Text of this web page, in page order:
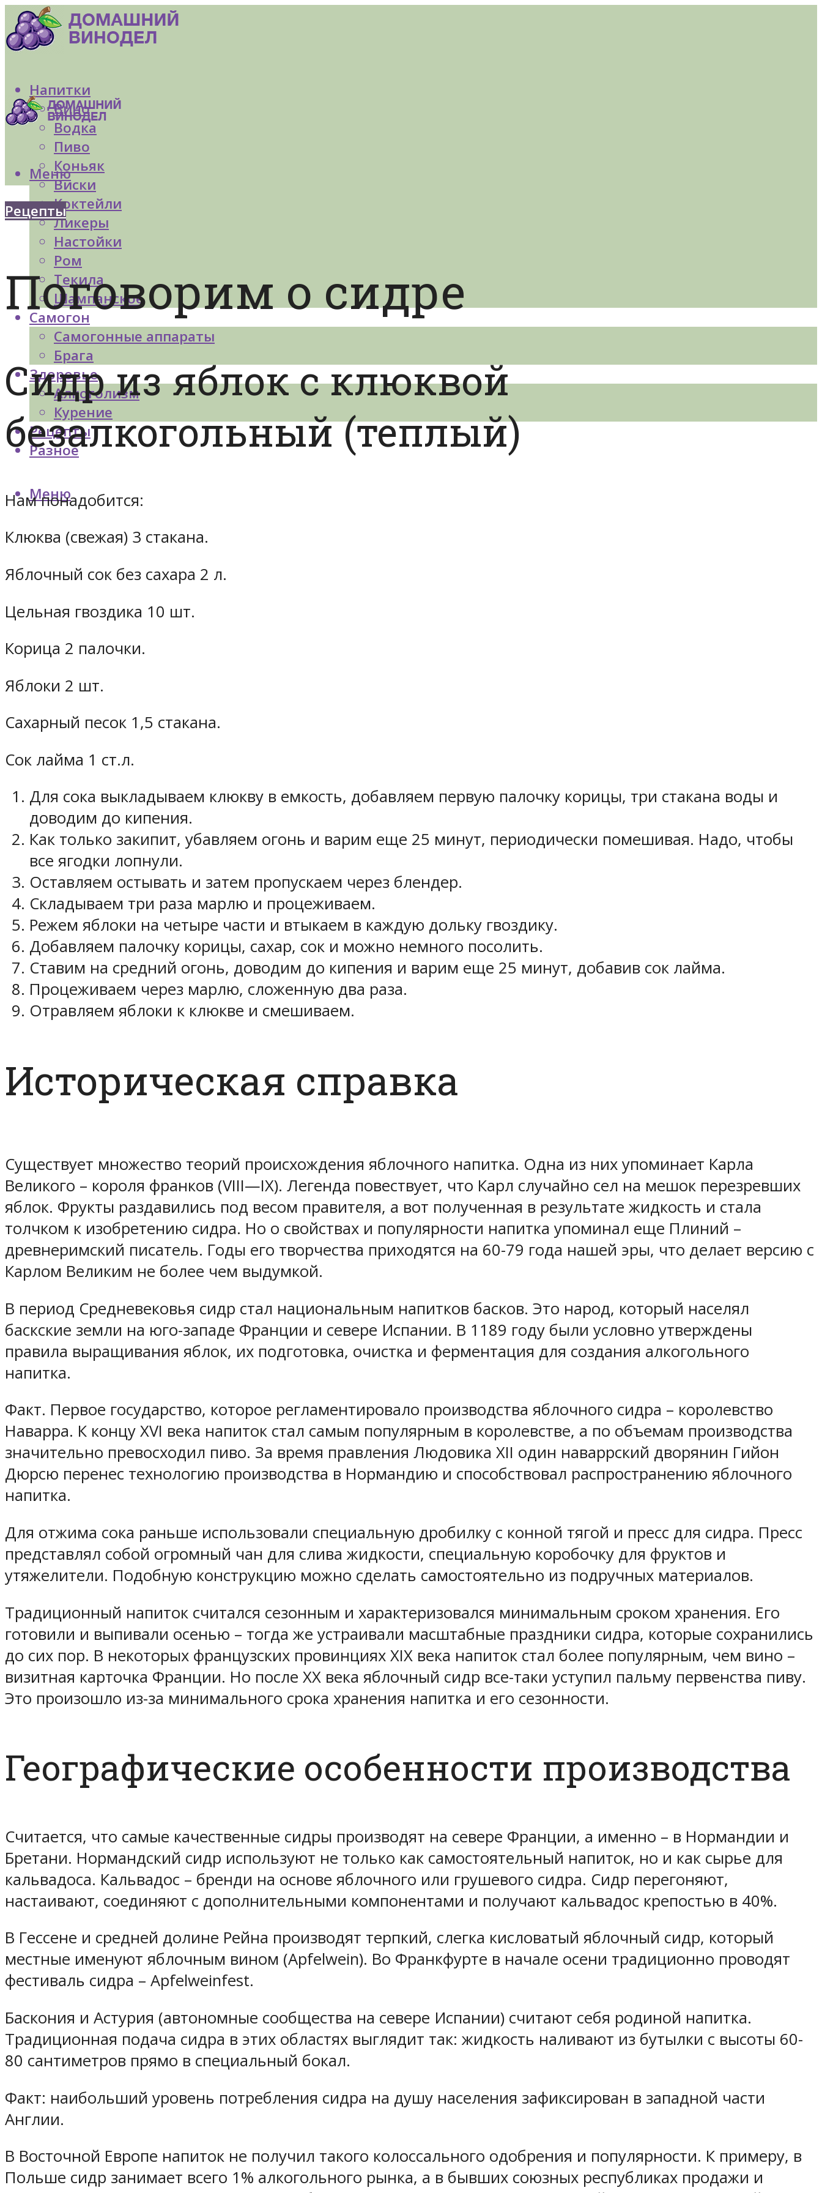
Напитки
Вино
Водка
Пиво
Коньяк
Виски
Коктейли
Ликеры
Настойки
Ром
Текила
Шампанское
Самогон
Самогонные аппараты
Брага
Здоровье
Алкоголизм
Курение
Рецепты
Разное
Меню
Меню
Рецепты
Поговорим о сидре
Сидр из яблок с клюквой
безалкогольный (теплый)
Нам понадобится:
Клюква (свежая) 3 стакана.
Яблочный сок без сахара 2 л.
Цельная гвоздика 10 шт.
Корица 2 палочки.
Яблоки 2 шт.
Сахарный песок 1,5 стакана.
Сок лайма 1 ст.л.
Для сока выкладываем клюкву в емкость, добавляем первую палочку корицы, три стакана воды и
доводим до кипения.
Как только закипит, убавляем огонь и варим еще 25 минут, периодически помешивая. Надо, чтобы
все ягодки лопнули.
Оставляем остывать и затем пропускаем через блендер.
Складываем три раза марлю и процеживаем.
Режем яблоки на четыре части и втыкаем в каждую дольку гвоздику.
Добавляем палочку корицы, сахар, сок и можно немного посолить.
Ставим на средний огонь, доводим до кипения и варим еще 25 минут, добавив сок лайма.
Процеживаем через марлю, сложенную два раза.
Отравляем яблоки к клюкве и смешиваем.
Историческая справка
Существует множество теорий происхождения яблочного напитка. Одна из них упоминает Карла
Великого – короля франков (VIII—IX). Легенда повествует, что Карл случайно сел на мешок перезревших
яблок. Фрукты раздавились под весом правителя, а вот полученная в результате жидкость и стала
толчком к изобретению сидра. Но о свойствах и популярности напитка упоминал еще Плиний –
древнеримский писатель. Годы его творчества приходятся на 60-79 года нашей эры, что делает версию с
Карлом Великим не более чем выдумкой.
В период Средневековья сидр стал национальным напитков басков. Это народ, который населял
баскские земли на юго-западе Франции и севере Испании. В 1189 году были условно утверждены
правила выращивания яблок, их подготовка, очистка и ферментация для создания алкогольного
напитка.
Факт. Первое государство, которое регламентировало производства яблочного сидра – королевство
Наварра. К концу XVI века напиток стал самым популярным в королевстве, а по объемам производства
значительно превосходил пиво. За время правления Людовика XII один наваррский дворянин Гийон
Дюрсю перенес технологию производства в Нормандию и способствовал распространению яблочного
напитка.
Для отжима сока раньше использовали специальную дробилку с конной тягой и пресс для сидра. Пресс
представлял собой огромный чан для слива жидкости, специальную коробочку для фруктов и
утяжелители. Подобную конструкцию можно сделать самостоятельно из подручных материалов.
Традиционный напиток считался сезонным и характеризовался минимальным сроком хранения. Его
готовили и выпивали осенью – тогда же устраивали масштабные праздники сидра, которые сохранились
до сих пор. В некоторых французских провинциях XIX века напиток стал более популярным, чем вино –
визитная карточка Франции. Но после ХХ века яблочный сидр все-таки уступил пальму первенства пиву.
Это произошло из-за минимального срока хранения напитка и его сезонности.
Географические особенности производства
Считается, что самые качественные сидры производят на севере Франции, а именно – в Нормандии и
Бретани. Нормандский сидр используют не только как самостоятельный напиток, но и как сырье для
кальвадоса. Кальвадос – бренди на основе яблочного или грушевого сидра. Сидр перегоняют,
настаивают, соединяют с дополнительными компонентами и получают кальвадос крепостью в 40%.
В Гессене и средней долине Рейна производят терпкий, слегка кисловатый яблочный сидр, который
местные именуют яблочным вином (Apfelwein). Во Франкфурте в начале осени традиционно проводят
фестиваль сидра – Apfelweinfest.
Баскония и Астурия (автономные сообщества на севере Испании) считают себя родиной напитка.
Традиционная подача сидра в этих областях выглядит так: жидкость наливают из бутылки с высоты 60-
80 сантиметров прямо в специальный бокал.
Факт: наибольший уровень потребления сидра на душу населения зафиксирован в западной части
Англии.
В Восточной Европе напиток не получил такого колоссального одобрения и популярности. К примеру, в
Польше сидр занимает всего 1% алкогольного рынка, а в бывших союзных республиках продажи и